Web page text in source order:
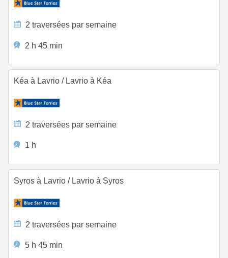
2 traversées par semaine
2 h 45 min
Kéa à Lavrio /Lavrio à Kéa
2 traversées par semaine
1 h
Syros à Lavrio /Lavrio à Syros
2 traversées par semaine
5 h 45 min